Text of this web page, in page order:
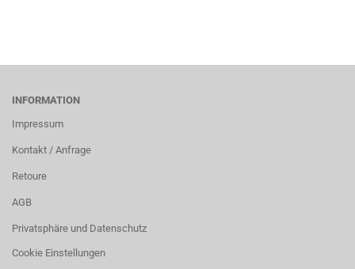
INFORMATION
Impressum
Kontakt / Anfrage
Retoure
AGB
Privatsphäre und Datenschutz
Cookie Einstellungen